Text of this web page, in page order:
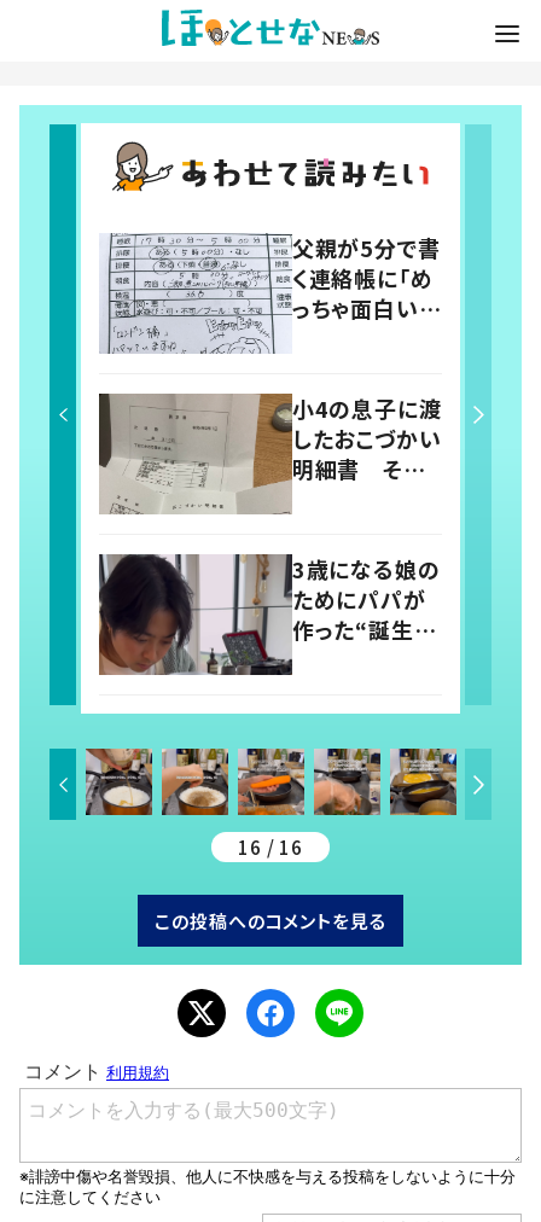
父親が5分で書
く連絡帳に「め
っちゃ面白い」
始めたこと
で“育児に変
化”も
小4の息子に渡
したおこづかい
明細書 その
とかでして欲し
い」「社会勉強
になりますね」
の声
3歳になる娘の
ためにパパが
作った“誕生日
用ドレス” そ
に「素敵パパ選
手権優勝」「パ
パさんカッコ
いい」の声
16 / 16
この投稿へのコメントを見る